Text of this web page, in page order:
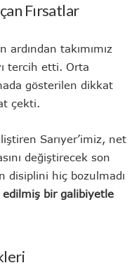
Fırsatlar
takımımız
tercih etti. Orta
gösterilen dikkat
çekti.
Sarıyer’imiz, net
değiştirecek son
disiplini hiç bozulmadı
edilmiş bir galibiyetle